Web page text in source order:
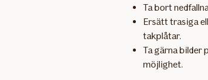
Ta bort
Ersätt trasiga
takplåtar.
Ta gärna bilder
möjlighet.